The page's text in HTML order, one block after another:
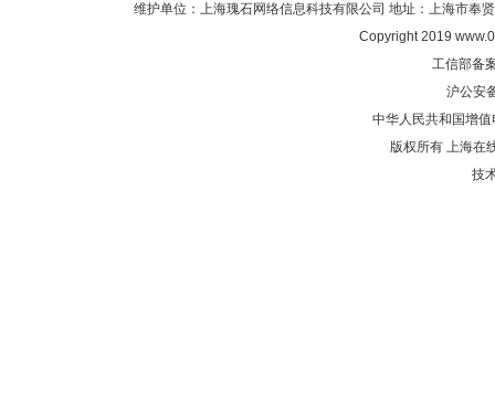
维护单位：上海瑰石网络信息科技有限公司 地址：上海市
Copyright 2019
工信部备
沪公安
中华人民共和国增
版权所有 上海在
技